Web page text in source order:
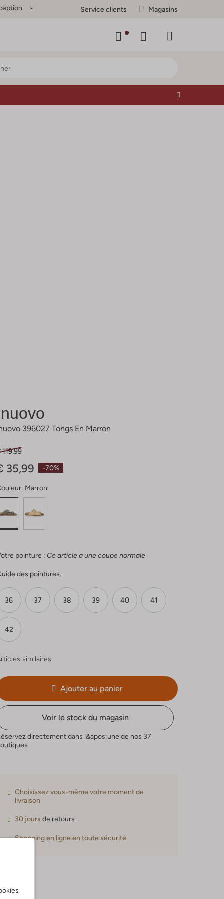
Service clients Magasins
396027 Tongs En Marron
-70%
119,99
35,99
Marron
pointure : Ce article a une coupe normale
des pointures.
36 37 38 39 40 41
42
similaires
Ajouter au panier
Voir le stock du magasin
directement dans l&apos;une de nos 37
Choisissez vous-même votre moment de
livraison
30 jours de retours
Shopping en ligne en toute sécurité